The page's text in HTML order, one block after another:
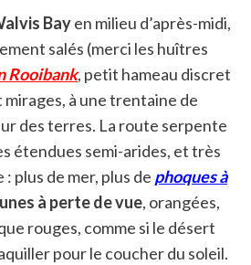
Bayen milieu d’après-midi,
salés (merci les huîtres
Rooibank, petit hameau discret
à une trentaine de
des terres. La route serpente
étendues semi-arides, et très
plus de mer, plus de phoques à
à perte de vue, orangées,
rouges, comme si le désert
pour le coucher du soleil.